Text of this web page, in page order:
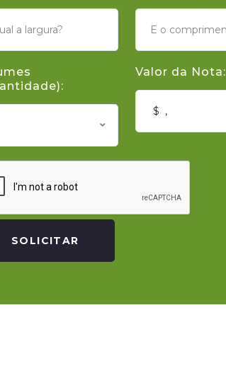
Valor da Nota:
SOLICITAR